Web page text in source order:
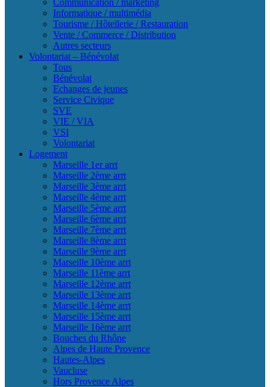
Communication / marketing
Informatique / multimédia
Tourisme / Hôtellerie / Restauration
Vente / Commerce / Distribution
Autres secteurs
Volontariat – Bénévolat
Tous
Bénévolat
Echanges de jeunes
Service Civique
SVE
VIE / VIA
VSI
Volontariat
Logement
Marseille 1er arrt
Marseille 2ème arrt
Marseille 3ème arrt
Marseille 4ème arrt
Marseille 5ème arrt
Marseille 6ème arrt
Marseille 7ème arrt
Marseille 8ème arrt
Marseille 9ème arrt
Marseille 10ème arrt
Marseille 11ème arrt
Marseille 12ème arrt
Marseille 13ème arrt
Marseille 14ème arrt
Marseille 15ème arrt
Marseille 16ème arrt
Bouches du Rhône
Alpes de Haute Provence
Hautes-Alpes
Vaucluse
Hors Provence Alpes